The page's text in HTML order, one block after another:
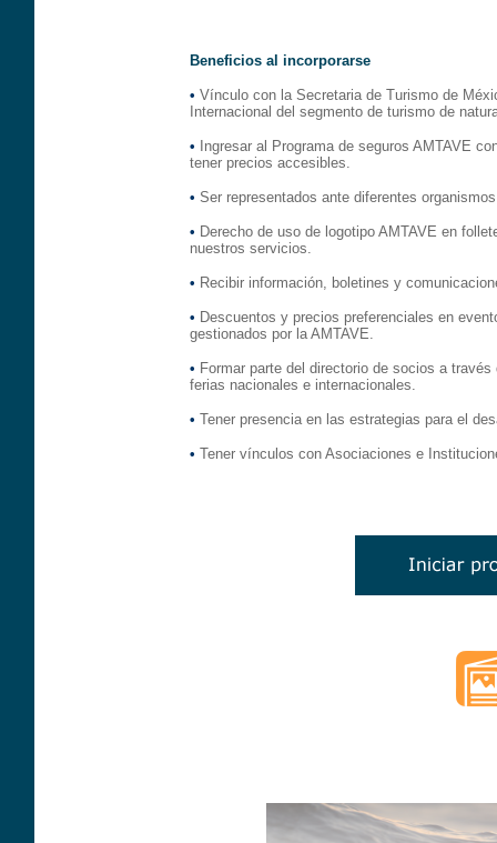
Beneficios al incorporarse
• Vínculo con la Secretaria de Turismo de
Internacional del segmento de turismo de
•
Ingresar al Programa de seguros AMTAVE
tener precios accesibles.
• Ser representados ante diferentes
• Derecho de uso de logotipo AMTAVE en
nuestros servicios.
• Recibir información, boletines y
• Descuentos y precios preferenciales en
gestionados por la AMTAVE.
• Formar parte del directorio de socios a
ferias nacionales e internacionales.
• Tener presencia en las estrategias para el
• Tener vínculos con Asociaciones e